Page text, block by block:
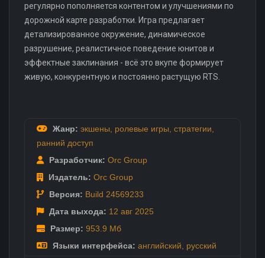
регулярно пополняется контентом и улучшениями по
дорожной карте разработки. Игра предлагает
детализированное окружение, динамическое
разрушение, реалистичное поведение юнитов и
эффектные заклинания - всё это вкупе формирует
живую, конкурентную и постоянно растущую RTS.
Жанр: экшены ролевые игры стратегии
ранний доступ
Разработчик: Orc Group
Издатель: Orc Group
Версия: Build 24569233
Дата выхода: 12 авг 2025
Размер: 953.9 Мб
Языки интерфейса: английский русский